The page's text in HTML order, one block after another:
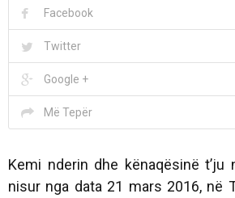
Facebook
Twitter
Google +
Më Tepër
Kemi nderin dhe kënaqësinë
nisur nga data 21 mars 2016, në